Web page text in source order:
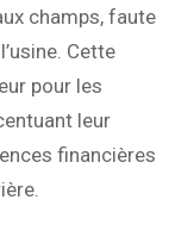
champs, faute
Cette
pour les
leur
financières